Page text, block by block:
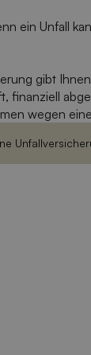
ein Unfall
gibt
finanziell
wegen